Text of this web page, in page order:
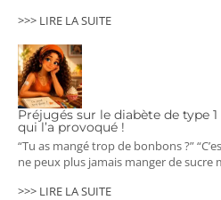
>>> LIRE LA SUITE
Préjugés sur le diabète de type 1
qui l’a provoqué !
“Tu as mangé trop de bonbons ?”
ne peux plus jamais manger de sucre
>>> LIRE LA SUITE